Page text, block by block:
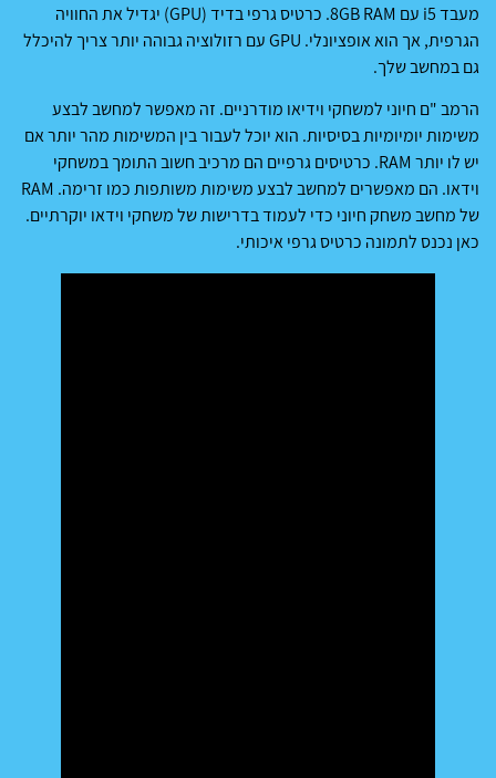
מעבד i5 עם 8GB RAM. כרטיס גרפי בדיד (GPU) יגדיל את החוויה
הגרפית, אך הוא אופציונלי. GPU עם רזולוציה גבוהה יותר צריך להיכלל
גם במחשב שלך.
הרמב "ם חיוני למשחקי וידיאו מודרניים. זה מאפשר למחשב לבצע
משימות יומיומיות בסיסיות. הוא יוכל לעבור בין המשימות מהר יותר אם
יש לו יותר RAM. כרטיסים גרפיים הם מרכיב חשוב התומך במשחקי
וידאו. הם מאפשרים למחשב לבצע משימות משותפות כמו זרימה. RAM
של מחשב משחק חיוני כדי לעמוד בדרישות של משחקי וידאו יוקרתיים.
כאן נכנס לתמונה כרטיס גרפי איכותי.